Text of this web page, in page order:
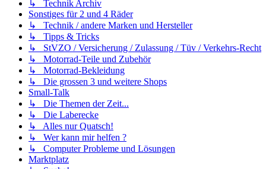
↳ Technik Archiv
Sonstiges für 2 und 4 Räder
↳ Technik / andere Marken und Hersteller
↳ Tipps & Tricks
↳ StVZO / Versicherung / Zulassung / Tüv / Verkehrs-Recht
↳ Motorrad-Teile und Zubehör
↳ Motorrad-Bekleidung
↳ Die grossen 3 und weitere Shops
Small-Talk
↳ Die Themen der Zeit...
↳ Die Laberecke
↳ Alles nur Quatsch!
↳ Wer kann mir helfen ?
↳ Computer Probleme und Lösungen
Marktplatz